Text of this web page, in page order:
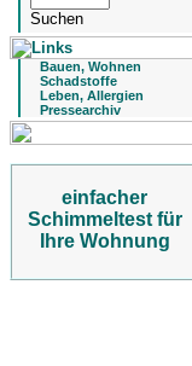
Bauen, Wohnen
Schadstoffe
Leben, Allergien
Pressearchiv
einfacher
Schimmeltest für
Ihre Wohnung